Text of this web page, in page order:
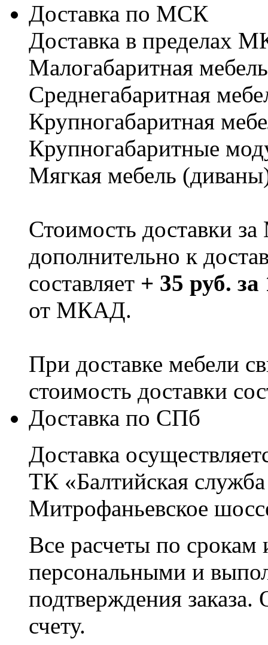
Доставка по МСК
Доставка в пределах
Малогабаритная
Cреднегабаритная
Крупногабаритная
Крупногабаритные
Мягкая мебель
Стоимость доставки
дополнительно к
составляет + 35 руб.
от МКАД.
При доставке мебели
стоимость доставки
Доставка по СПб
Доставка
ТК «Балтийская
Митрофаньевское
Все расчеты по срокам
персональными и
подтверждения заказа.
счету.